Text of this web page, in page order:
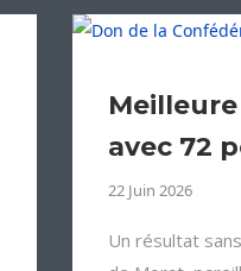
avec 72
22 Juin 2026
Un résultat